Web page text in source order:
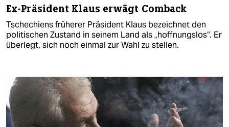
Ex-Präsident Klaus erwägt Comback
Tschechiens früherer Präsident Klaus bezeichnet den
politischen Zustand in seinem Land als „hoffnungslos“. Er
überlegt, sich noch einmal zur Wahl zu stellen.